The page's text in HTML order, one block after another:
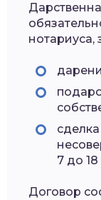
нотариуса,
7 до 18
Договор